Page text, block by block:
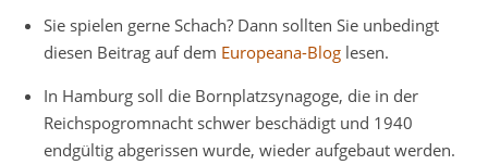
Sie spielen gerne Schach? Dann sollten Sie unbedingt
diesen Beitrag auf dem Europeana-Blog lesen.
In Hamburg soll die Bornplatzsynagoge, die in der
Reichspogromnacht schwer beschädigt und 1940
endgültig abgerissen wurde, wieder aufgebaut werden.